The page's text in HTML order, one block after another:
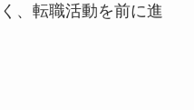
、転職活動を前に進